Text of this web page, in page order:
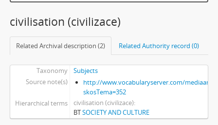
civilisation (civilizace)
Related Archival description (2) Related Authority record (0)
Taxonomy
Subjects
Source note(s)
http://www.vocabularyserver.com/mediaart/
skosTema=352
Hierarchical terms
civilisation (civilizace)
BTSOCIETY AND CULTURE